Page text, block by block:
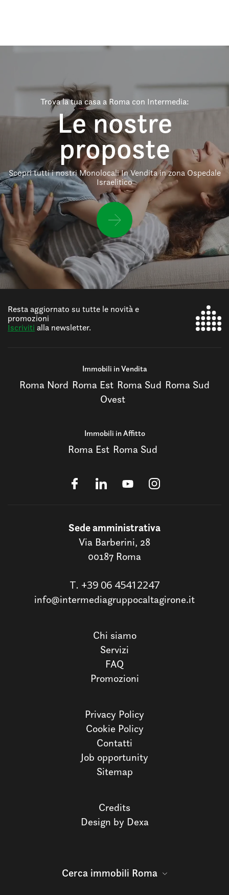
Trova la tua casa a Roma con Intermedia:
Le nostre
proposte
Scopri tutti i nostri Monolocali In Vendita in zona Ospedale
Israelitico
Resta aggiornato su tutte le novità e
promozioni
Iscriviti alla newsletter.
Immobili in Vendita
Roma Nord Roma Est Roma Sud Roma Sud
Ovest
Immobili in Affitto
Roma Est Roma Sud
Sede amministrativa
Via Barberini, 28
00187 Roma
T. +39 06 45412247
info@intermediagruppocaltagirone.it
Chi siamo
Servizi
FAQ
Promozioni
Privacy Policy
Cookie Policy
Contatti
Job opportunity
Sitemap
Credits
Design by Dexa
Cerca immobili Roma